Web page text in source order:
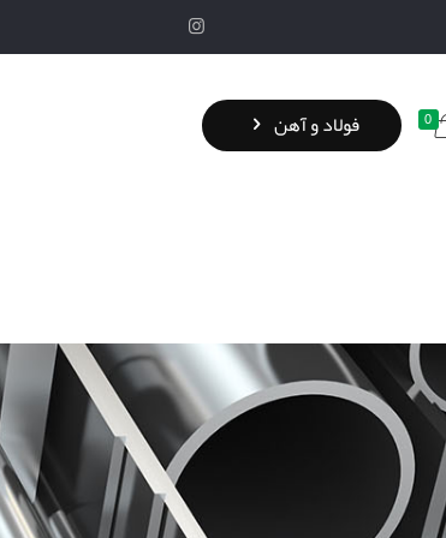
0 فولاد و آهن